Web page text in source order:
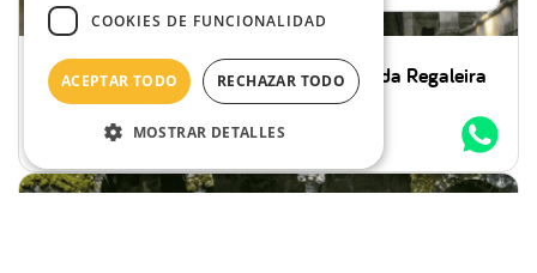
Tour Privado a Pie en Sintra y la Quinta da Regaleira
3 HorasFamilias, Parejas & otros
70,00 €por persona
COOKIES DE FUNCIONALIDAD
ACEPTAR TODO RECHAZAR TODO
MOSTRAR DETALLES